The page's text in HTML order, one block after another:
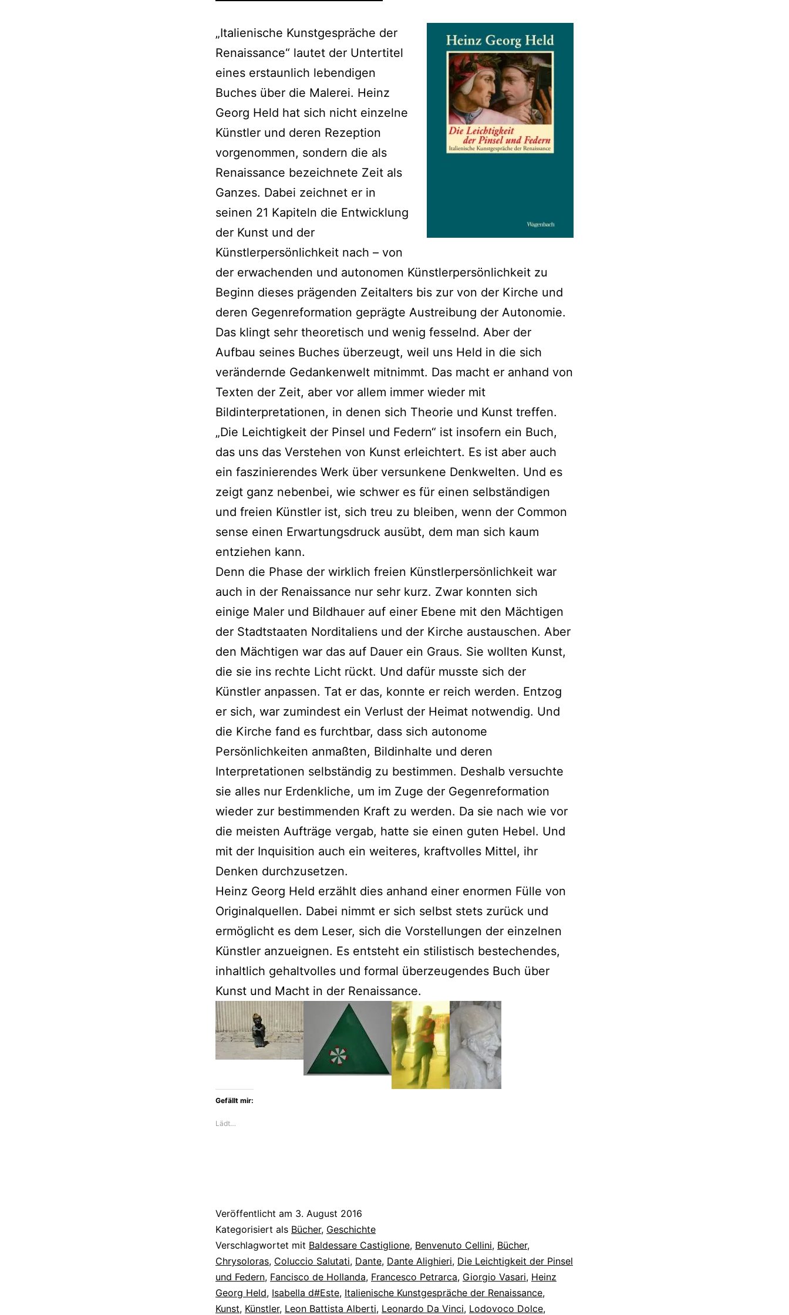
„Italienische Kunstgespräche der
Renaissance“ lautet der Untertitel
eines erstaunlich lebendigen
Buches über die Malerei. Heinz
Georg Held hat sich nicht einzelne
Künstler und deren Rezeption
vorgenommen, sondern die als
Renaissance bezeichnete Zeit als
Ganzes. Dabei zeichnet er in
seinen 21 Kapiteln die Entwicklung
der Kunst und der
Künstlerpersönlichkeit nach – von
der erwachenden und autonomen Künstlerpersönlichkeit zu
Beginn dieses prägenden Zeitalters bis zur von der Kirche und
deren Gegenreformation geprägte Austreibung der Autonomie.
Das klingt sehr theoretisch und wenig fesselnd. Aber der
Aufbau seines Buches überzeugt, weil uns Held in die sich
verändernde Gedankenwelt mitnimmt. Das macht er anhand von
Texten der Zeit, aber vor allem immer wieder mit
Bildinterpretationen, in denen sich Theorie und Kunst treffen.
„Die Leichtigkeit der Pinsel und Federn“ ist insofern ein Buch,
das uns das Verstehen von Kunst erleichtert. Es ist aber auch
ein faszinierendes Werk über versunkene Denkwelten. Und es
zeigt ganz nebenbei, wie schwer es für einen selbständigen
und freien Künstler ist, sich treu zu bleiben, wenn der Common
sense einen Erwartungsdruck ausübt, dem man sich kaum
entziehen kann.
Denn die Phase der wirklich freien Künstlerpersönlichkeit war
auch in der Renaissance nur sehr kurz. Zwar konnten sich
einige Maler und Bildhauer auf einer Ebene mit den Mächtigen
der Stadtstaaten Norditaliens und der Kirche austauschen. Aber
den Mächtigen war das auf Dauer ein Graus. Sie wollten Kunst,
die sie ins rechte Licht rückt. Und dafür musste sich der
Künstler anpassen. Tat er das, konnte er reich werden. Entzog
er sich, war zumindest ein Verlust der Heimat notwendig. Und
die Kirche fand es furchtbar, dass sich autonome
Persönlichkeiten anmaßten, Bildinhalte und deren
Interpretationen selbständig zu bestimmen. Deshalb versuchte
sie alles nur Erdenkliche, um im Zuge der Gegenreformation
wieder zur bestimmenden Kraft zu werden. Da sie nach wie vor
die meisten Aufträge vergab, hatte sie einen guten Hebel. Und
mit der Inquisition auch ein weiteres, kraftvolles Mittel, ihr
Denken durchzusetzen.
Heinz Georg Held erzählt dies anhand einer enormen Fülle von
Originalquellen. Dabei nimmt er sich selbst stets zurück und
ermöglicht es dem Leser, sich die Vorstellungen der einzelnen
Künstler anzueignen. Es entsteht ein stilistisch bestechendes,
inhaltlich gehaltvolles und formal überzeugendes Buch über
Kunst und Macht in der Renaissance.
Gefällt mir:
Lädt…
Veröffentlicht am 3. August 2016
Kategorisiert als Bücher, Geschichte
Verschlagwortet mit Baldessare Castiglione, Benvenuto Cellini, Bücher,
Chrysoloras, Coluccio Salutati, Dante, Dante Alighieri, Die Leichtigkeit der Pinsel
und Federn, Fancisco de Hollanda, Francesco Petrarca, Giorgio Vasari, Heinz
Georg Held, Isabella d#Este, Italienische Kunstgespräche der Renaissance,
Kunst, Künstler, Leon Battista Alberti, Leonardo Da Vinci, Lodovoco Dolce,